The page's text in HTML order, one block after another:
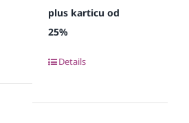
plus karticu od
25%
Details